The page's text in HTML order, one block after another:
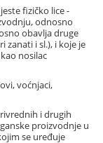
jeste fizičko lice -
odnosno
obavlja druge
i sl.), i koje je
nosilac
voćnjaci,
i drugih
proizvodnje u
se uređuje